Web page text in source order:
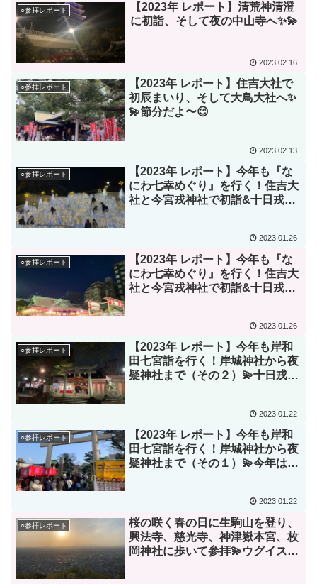
○参拝レポート
【2023年 レポート】清荒神清澄
に初詣、そして夜の中山寺へ✨💫
2023.02.16
○参拝レポート
【2023年 レポート】住吉大社で
初辰まいり、そして大鳥大社へ✨
💫節分だよ〜😊
2023.02.13
○参拝レポート
【2023年 レポート】今年も『な
にわ七幸めぐり』を行く！住吉大
社と今宮戎神社で初詣&十日戎、
2023.01.26
○参拝レポート
【2023年 レポート】今年も『な
にわ七幸めぐり』を行く！住吉大
社と今宮戎神社で初詣&十日戎、
2023.01.26
○参拝レポート
【2023年 レポート】今年も岸和
田七宮詣を行く！岸城神社から夜
疑神社まで（その２）💫十日戎は
2023.01.22
○参拝レポート
【2023年 レポート】今年も岸和
田七宮詣を行く！岸城神社から夜
疑神社まで（その１）💫今年は賑
2023.01.22
○参拝レポート
桜の咲く春の日に生駒山を登り、
興法寺、慈光寺、神津嶽本宮、枚
岡神社に歩いて参拝💫ウグイスの